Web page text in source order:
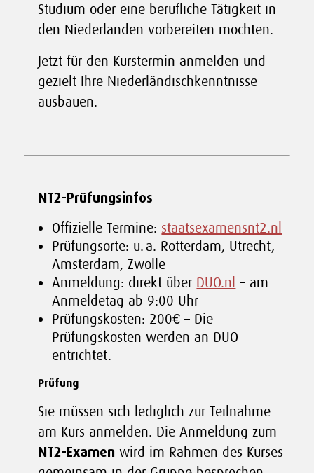
Studium oder eine berufliche Tätigkeit in
den Niederlanden vorbereiten möchten.
Jetzt für den Kurstermin anmelden und
gezielt Ihre Niederländischkenntnisse
ausbauen.
NT2-Prüfungsinfos
Offizielle Termine: staatsexamensnt2.nl
Prüfungsorte: u. a. Rotterdam, Utrecht,
Amsterdam, Zwolle
Anmeldung: direkt über DUO.nl – am
Anmeldetag ab 9:00 Uhr
Prüfungskosten: 200€ – Die
Prüfungskosten werden an DUO
entrichtet.
Prüfung
Sie müssen sich lediglich zur Teilnahme
am Kurs anmelden. Die Anmeldung zum
NT2-Examen wird im Rahmen des Kurses